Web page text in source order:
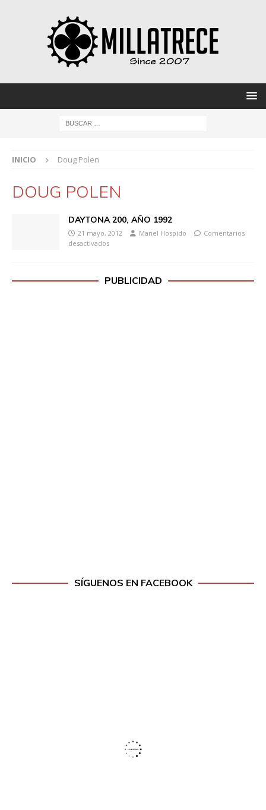
INICIO Doug Polen
DOUG POLEN
DAYTONA 200, AÑO 1992
21 mayo, 2012 Manel Hospido
Comentarios
desactivados
PUBLICIDAD
SÍGUENOS EN FACEBOOK